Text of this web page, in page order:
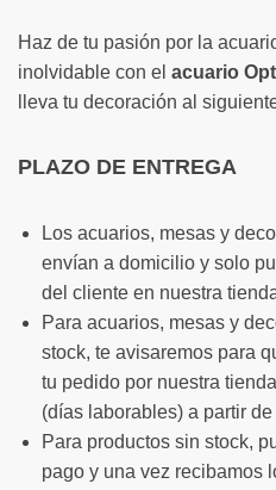
Haz de tu pasión por la
inolvidable con el acuario
lleva tu decoración al
PLAZO DE ENTREGA
Los acuarios, mesas y
envían a domicilio y solo
del cliente en nuestra
Para acuarios, mesas y
stock, te avisaremos para
tu pedido por nuestra
(días laborables) a partir
Para productos sin stock,
pago y una vez recibamos